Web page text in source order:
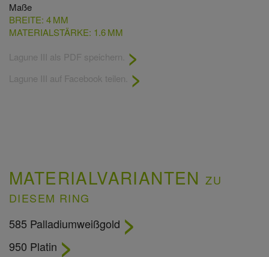
Maße
BREITE: 4 MM
MATERIALSTÄRKE: 1.6 MM
Lagune III als PDF speichern.
Lagune III auf Facebook teilen.
MATERIALVARIANTENZU
DIESEM RING
585 Palladiumweißgold
950 Platin